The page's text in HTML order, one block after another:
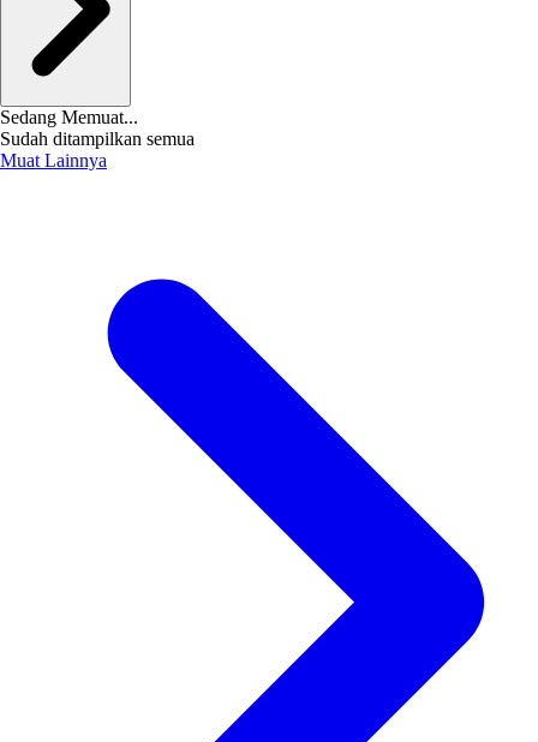
Sedang Memuat...
Sudah ditampilkan semua
Muat Lainnya